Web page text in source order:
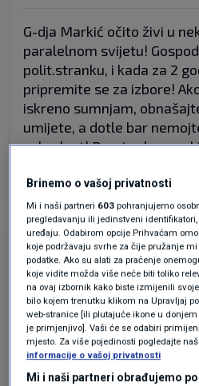
G-dja Markić očito živi u
paralelnom svijetu!
polit.stranku, i kada za 2
pripremite se za izbore!
iskreno sumnjam,
umijete, a dotle bar
zgb-vlast! Prosto- ko
Ante
Ima iritantnih žena u
odvratno , dvolićno nisam
još upoznao
Brinemo o vašoj privatnosti
Mi i naši partneri 603 pohranjujemo
pregledavanju ili jedinstveni
uređaju. Odabirom opcije Prihvaćam
koje podržavaju svrhe za čije pružanje
podatke. Ako su alati za praćenje
koje vidite možda više neće biti toliko
na ovaj izbornik kako biste izmijenili
bilo kojem trenutku klikom na Upravljaj
web-stranice [ili plutajuće ikone u
je primjenjivo]. Vaši će se odabiri
mjesto. Za više pojedinosti pogledajte
informacije o vašoj privatnosti
Mi i naši partneri obrađujemo